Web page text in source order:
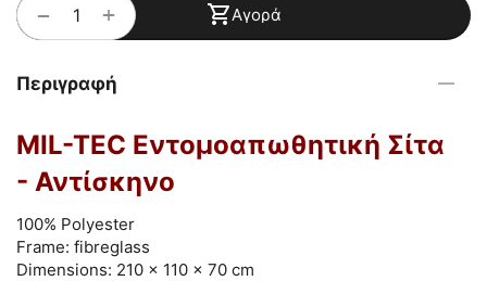
+
− Αγορά
Περιγραφή
MIL-TEC Εντομοαπωθητική Σίτα
- Αντίσκηνο
100% Polyester
Frame: fibreglass
Dimensions: 210 x 110 x 70 cm